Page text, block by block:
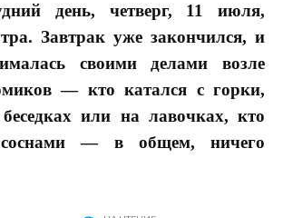
день, четверг, 11 июля,
Завтрак уже закончился, и
своими делами возле
— кто катался с горки,
или на лавочках, кто
— в общем, ничего